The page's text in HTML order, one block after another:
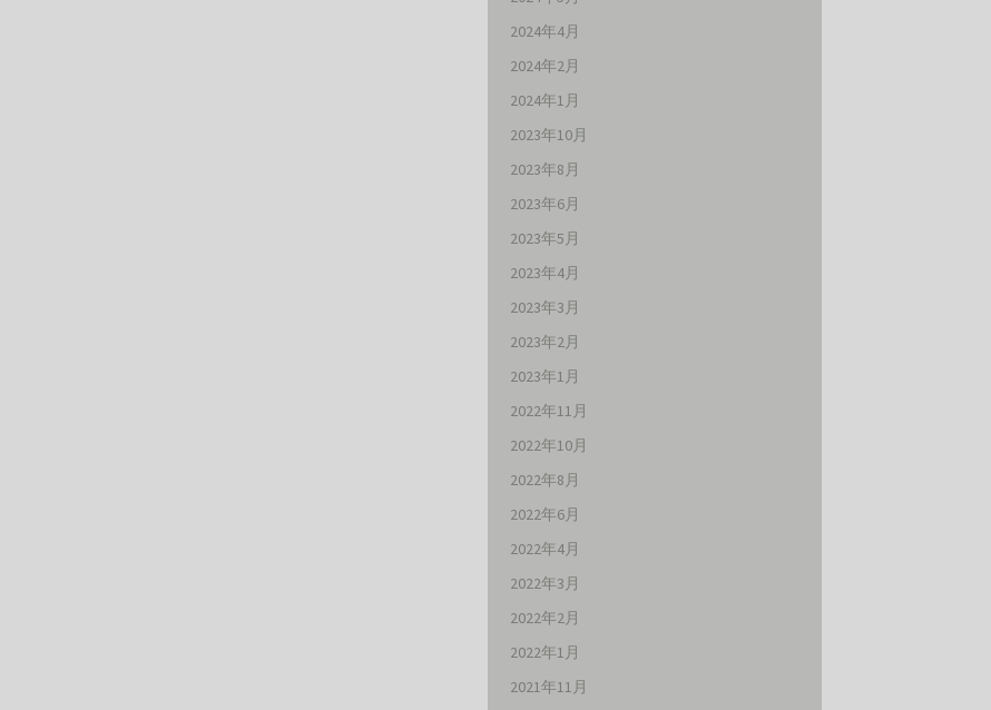
2024年4月
2024年2月
2024年1月
2023年10月
2023年8月
2023年6月
2023年5月
2023年4月
2023年3月
2023年2月
2023年1月
2022年11月
2022年10月
2022年8月
2022年6月
2022年4月
2022年3月
2022年2月
2022年1月
2021年11月